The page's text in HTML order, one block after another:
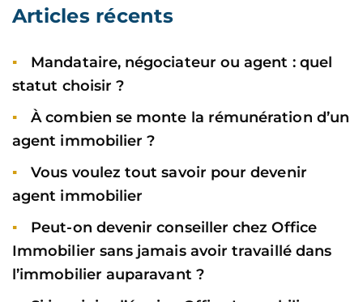
Articles récents
Mandataire, négociateur ou agent : quel
statut choisir ?
À combien se monte la rémunération d’un
agent immobilier ?
Vous voulez tout savoir pour devenir
agent immobilier
Peut-on devenir conseiller chez Office
Immobilier sans jamais avoir travaillé dans
l’immobilier auparavant ?